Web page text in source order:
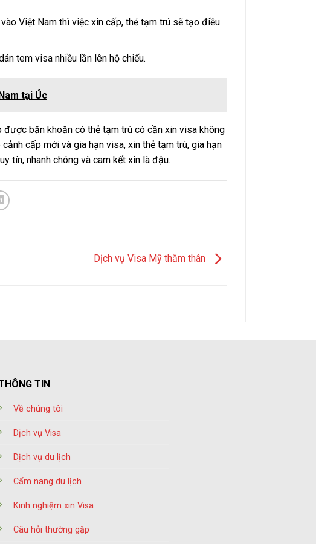
Việt Nam thì việc xin cấp, thẻ tạm trú sẽ tạo điều
tem visa nhiều lần lên hộ chiếu.
tại Úc
băn khoăn có thẻ tạm trú có cần xin visa không
cấp mới và gia hạn visa, xin thẻ tạm trú, gia hạn
tín, nhanh chóng và cam kết xin là đậu.
Dịch vụ Visa Mỹ thăm thân
TIN
Về chúng tôi
Dịch vụ Visa
Dịch vụ du lịch
Cẩm nang du lịch
Kinh nghiệm xin Visa
Câu hỏi thường gặp